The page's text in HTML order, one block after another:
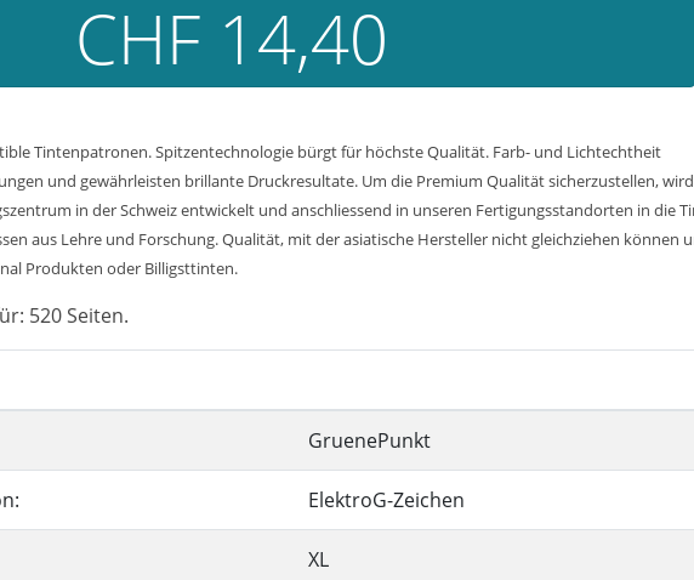
CHF 14,40
Tintenpatronen. Spitzentechnologie bürgt für höchste Qualität. Farb- und Lichtechtheit
und gewährleisten brillante Druckresultate. Um die Premium Qualität sicherzustellen, wird
in der Schweiz entwickelt und anschliessend in unseren Fertigungsstandorten in
aus Lehre und Forschung. Qualität, mit der asiatische Hersteller nicht gleichziehen können
Produkten oder Billigsttinten.
520 Seiten.
GruenePunkt
ElektroG-Zeichen
XL